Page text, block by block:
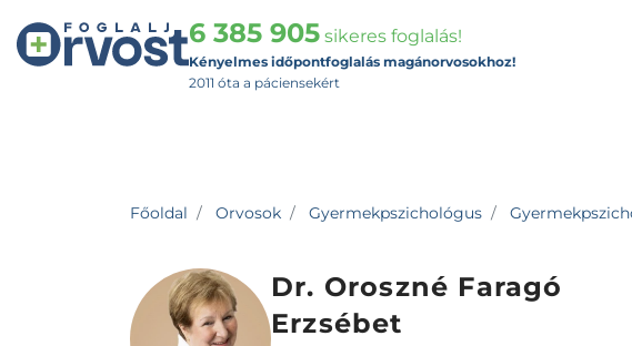
6 385 905 sikeres foglalás!
Kényelmes időpontfoglalás magánorvosokhoz!
2011 óta a páciensekért
Főoldal Orvosok Gyermekpszichológus
Dr. Oroszné Faragó
Erzsébet